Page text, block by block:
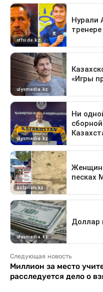
Следующая новость
Миллион за место
расследуется дело о